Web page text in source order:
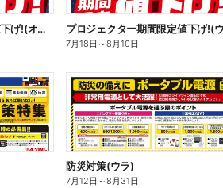
プロジェクター期間限定値下げ!(オモテ) プロジェクター期間限定値下げ!(
7月18日 ～8月10日
防災対策(ウラ)
7月12日 ～8月31日